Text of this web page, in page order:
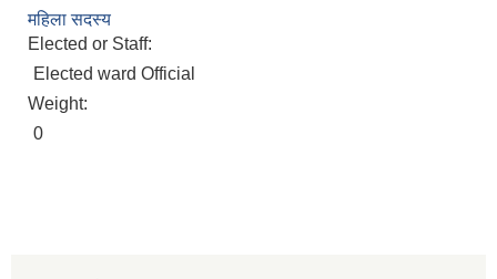
महिला सदस्य
Elected or Staff:
Elected ward Official
Weight:
0